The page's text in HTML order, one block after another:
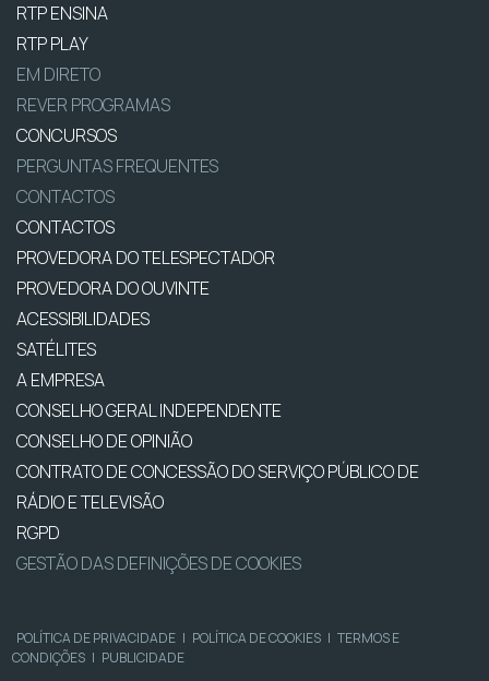
RTP ENSINA
RTP PLAY
EM DIRETO
REVER PROGRAMAS
CONCURSOS
PERGUNTAS FREQUENTES
CONTACTOS
CONTACTOS
PROVEDORA DO TELESPECTADOR
PROVEDORA DO OUVINTE
ACESSIBILIDADES
SATÉLITES
A EMPRESA
CONSELHO GERAL INDEPENDENTE
CONSELHO DE OPINIÃO
CONTRATO DE CONCESSÃO DO SERVIÇO PÚBLICO DE
RÁDIO E TELEVISÃO
RGPD
GESTÃO DAS DEFINIÇÕES DE COOKIES
POLÍTICA DE PRIVACIDADE | POLÍTICA DE COOKIES | TERMOS E
CONDIÇÕES | PUBLICIDADE